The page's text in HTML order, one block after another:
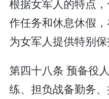
根据女军人的特点
作任务和休息休假
为女军人提供特别保
第四十八条 预备役
练、担负战备勤务